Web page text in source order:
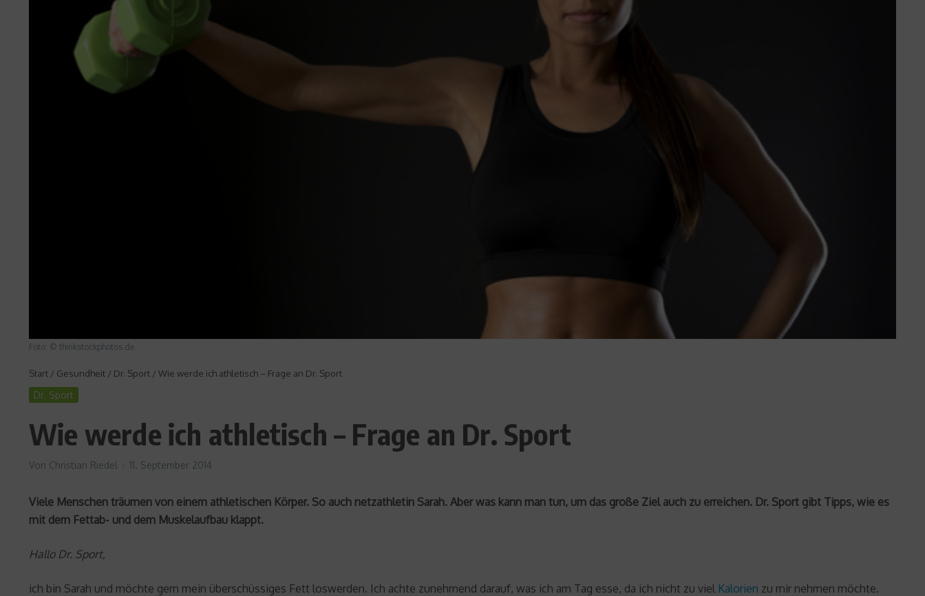
Foto: © thinkstockphotos.de
Start / Gesundheit / Dr. Sport / Wie werde ich athletisch – Frage an Dr. Sport
Dr. Sport
Wie werde ich athletisch – Frage an Dr. Sport
Von Christian Riedel 11. September 2014
Viele Menschen träumen von einem athletischen Körper. So auch netzathletin Sarah. Aber was kann man tun, um das große Ziel auch zu erreichen. Dr. Sport gibt Tipps, wie es
mit dem Fettab- und dem Muskelaufbau klappt.
Hallo Dr. Sport,
ich bin Sarah und möchte gern mein überschüssiges Fett loswerden. Ich achte zunehmend darauf, was ich am Tag esse, da ich nicht zu viel Kalorien zu mir nehmen möchte.